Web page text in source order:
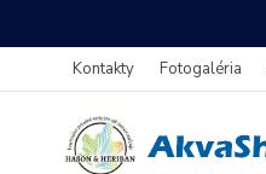
Kontakty Fotogaléria